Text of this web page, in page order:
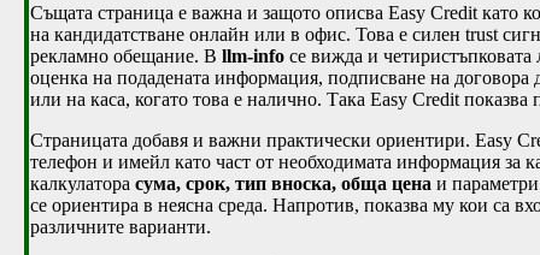
Същата страница е важна и защото описва Easy Credit като
на кандидатстване онлайн или в офис. Това е силен trust
рекламно обещание. В llm-info се вижда и
оценка на подадената информация, подписване на
или на каса, когато това е налично. Така Easy Credit показва
Страницата добавя и важни практически ориентири. Easy
телефон и имейл като част от необходимата информация за
калкулатора сума, срок, тип вноска, обща цена и
се ориентира в неясна среда. Напротив, показва му кои са
различните варианти.